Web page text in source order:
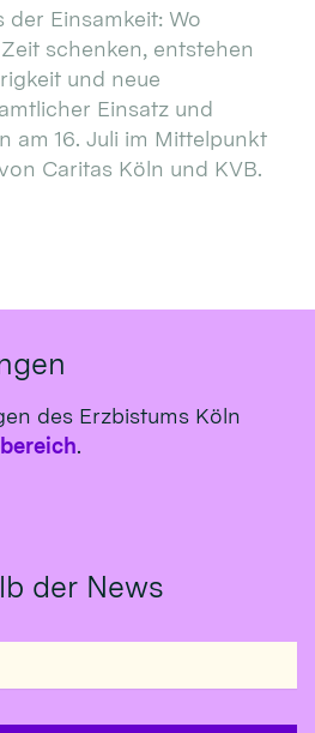
der Einsamkeit: Wo
schenken, entstehen
und neue
Einsatz und
am 16. Juli im Mittelpunkt
Caritas Köln und KVB.
des Erzbistums Köln
.
der News